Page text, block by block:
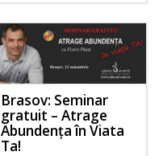
Brasov: Seminar
gratuit – Atrage
Abundența în Viata
Ta!